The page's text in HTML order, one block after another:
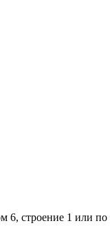
строение 1 или по